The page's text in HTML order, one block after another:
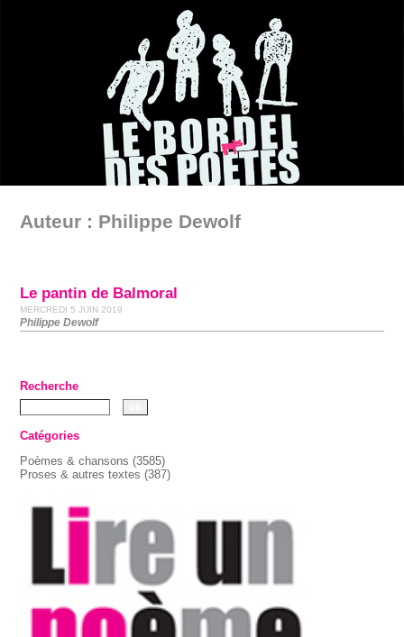
Auteur : Philippe Dewolf
Le pantin de Balmoral
MERCREDI 5 JUIN 2019
Philippe Dewolf
Recherche
Catégories
Poèmes & chansons (3585)
Proses & autres textes (387)